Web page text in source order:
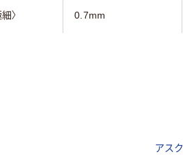
〉 0.7mm
アス